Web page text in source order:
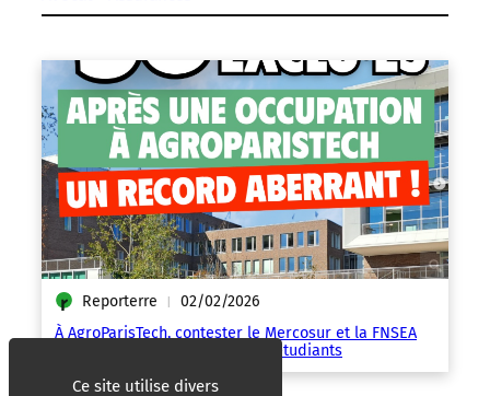
Reporterre | 02/02/2026
À AgroParisTech, contester le Mercosur et la FNSEA
coûte 15 jours d’exclusion à 35 étudiants
Ce site utilise divers